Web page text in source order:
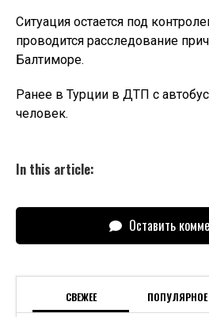
Ситуация остается под
проводится расследование
Балтиморе.
Ранее в Турции в ДТП с
человек.
In this article:
Оставить
СВЕЖЕЕ ПОПУЛЯРНОЕ